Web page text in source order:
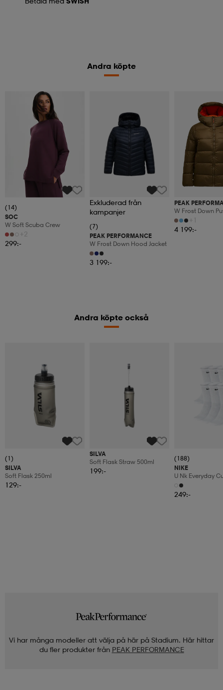
Andra köpte
(14)
SOC
W Soft Scuba Crew
+2
299:-
Exkluderad från
kampanjer
(7)
PEAK PERFORMANCE
W Frost Down Hood Jacket
3 199:-
PEAK
W Frost Down
+1
4 199:-
Andra köpte också
(1)
SILVA
Soft Flask 250ml
129:-
SILVA
Soft Flask Straw 500ml
199:-
(188)
NIKE
U Nk Everyday
6pr-Bd
249:-
Vi har många modeller att välja på här på Stadium. Här hittar
du fler produkter från PEAK PERFORMANCE